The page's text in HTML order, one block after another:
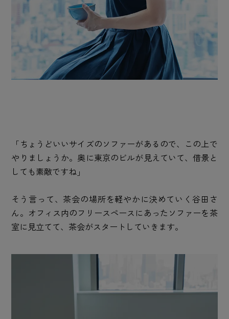
「ちょうどいいサイズのソファーがあるので、この上で
やりましょうか。奥に東京のビルが見えていて、借景と
しても素敵ですね」
そう言って、茶会の場所を軽やかに決めていく谷田さ
ん。オフィス内のフリースペースにあったソファーを茶
室に見立てて、茶会がスタートしていきます。